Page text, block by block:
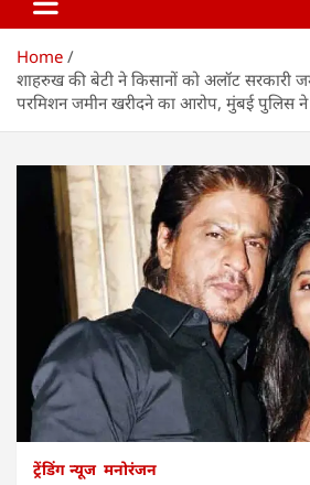
Home
शाहरुख की बेटी ने किसानों को अलॉट सरकारी
परमिशन जमीन खरीदने का आरोप, मुंबई पुलिस ने
ट्रेंडिंग न्यूज मनोरंजन